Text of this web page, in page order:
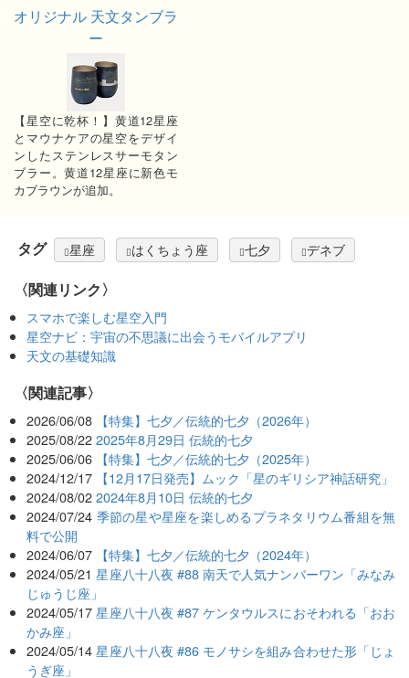
オリジナル 天文タンブラ
ー
【星空に乾杯！】黄道12星座
とマウナケアの星空をデザイ
ンしたステンレスサーモタン
ブラー。黄道12星座に新色モ
カブラウンが追加。
タグ 星座 はくちょう座 七夕 デネブ
〈関連リンク〉
スマホで楽しむ星空入門
星空ナビ：宇宙の不思議に出会うモバイルアプリ
天文の基礎知識
関連記事
2026/06/08 【特集】七夕／伝統的七夕（2026年）
2025/08/22 2025年8月29日 伝統的七夕
2025/06/06 【特集】七夕／伝統的七夕（2025年）
2024/12/17 【12月17日発売】ムック「星のギリシア神話研究」
2024/08/02 2024年8月10日 伝統的七夕
2024/07/24 季節の星や星座を楽しめるプラネタリウム番組を無
料で公開
2024/06/07 【特集】七夕／伝統的七夕（2024年）
2024/05/21 星座八十八夜 #88 南天で人気ナンバーワン「みなみ
じゅうじ座」
2024/05/17 星座八十八夜 #87 ケンタウルスにおそわれる「おお
かみ座」
2024/05/14 星座八十八夜 #86 モノサシを組み合わせた形「じょ
うぎ座」